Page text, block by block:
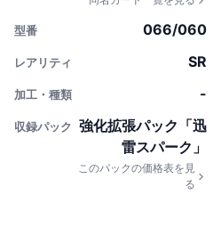
型番 066/060
レアリティ SR
加工・種類 -
収録パック
強化拡張パック「迅
雷スパーク」
このパックの価格表を見
る